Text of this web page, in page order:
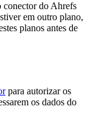
conector do Ahrefs
em outro plano,
planos antes de
para autorizar os
os dados do